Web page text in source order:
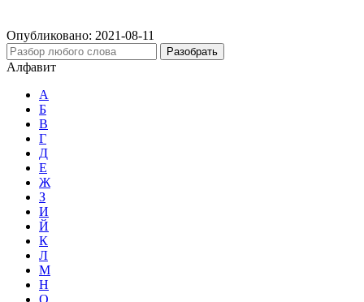
Опубликовано: 2021-08-11
Разобрать
Алфавит
А
Б
В
Г
Д
Е
Ж
З
И
Й
К
Л
М
Н